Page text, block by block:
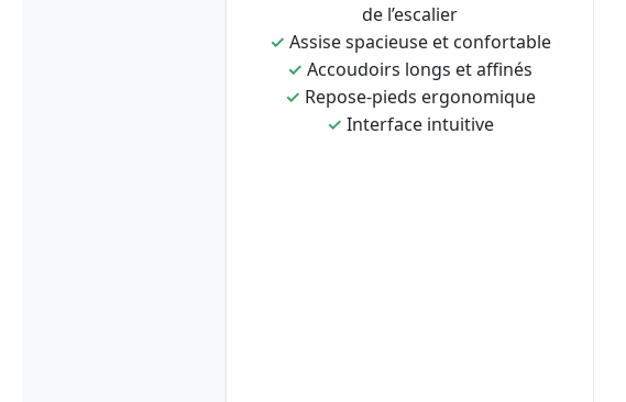
de l’escalier
✓ Assise spacieuse et confortable
✓ Accoudoirs longs et affinés
✓ Repose-pieds ergonomique
✓ Interface intuitive